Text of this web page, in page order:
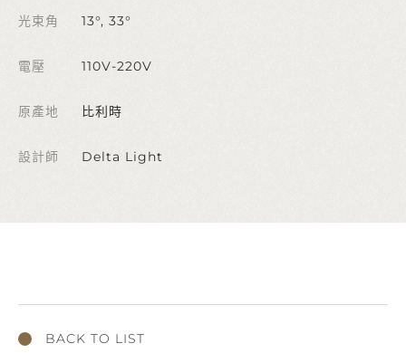
光束角 13°, 33°
電壓 110V-220V
原產地 比利時
設計師 Delta Light
BACK TO LIST